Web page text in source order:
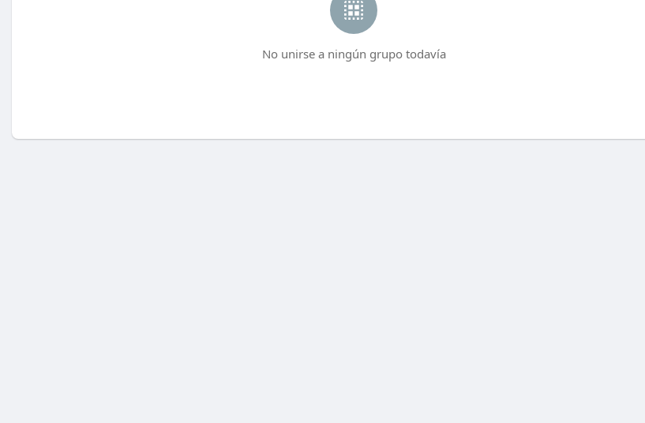
No unirse a ningún grupo todavía